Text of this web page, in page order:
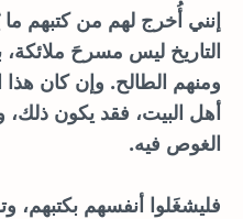
إنني أُخرج لهم من كتبهم
التاريخ ليس مسرحَ
ومنهم الطالح. وإن كان
أهل البيت، فقد يكون ذلك،
الغوص فيه.
فليشغَلوا أنفسهم بكتبهم،